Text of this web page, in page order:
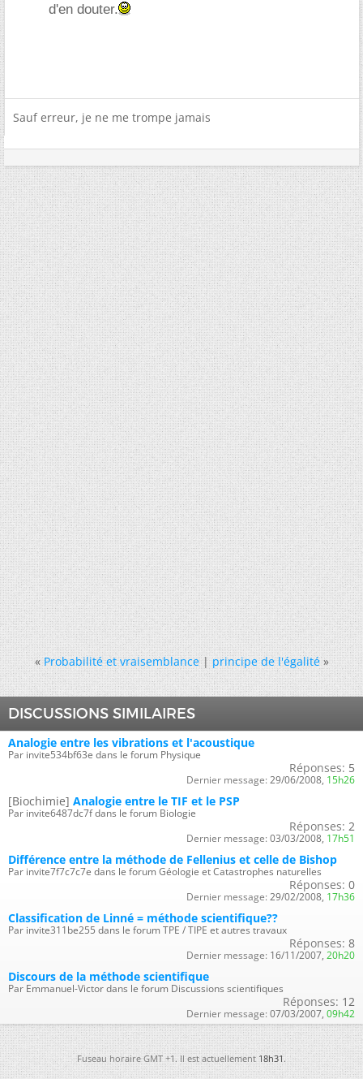
d'en douter.
Sauf erreur, je ne me trompe jamais
« Probabilité et vraisemblance|principe de l'égalité »
DISCUSSIONS SIMILAIRES
Analogie entre les vibrations et l'acoustique
Par invite534bf63e dans le forum Physique
Réponses: 5
Dernier message: 29/06/2008, 15h26
[Biochimie] Analogie entre le TIF et le PSP
Par invite6487dc7f dans le forum Biologie
Réponses: 2
Dernier message: 03/03/2008, 17h51
Différence entre la méthode de Fellenius et celle de Bishop
Par invite7f7c7c7e dans le forum Géologie et Catastrophes naturelles
Réponses: 0
Dernier message: 29/02/2008, 17h36
Classification de Linné = méthode scientifique??
Par invite311be255 dans le forum TPE / TIPE et autres travaux
Réponses: 8
Dernier message: 16/11/2007, 20h20
Discours de la méthode scientifique
Par Emmanuel-Victor dans le forum Discussions scientifiques
Réponses: 12
Dernier message: 07/03/2007, 09h42
Fuseau horaire GMT +1. Il est actuellement18h31.